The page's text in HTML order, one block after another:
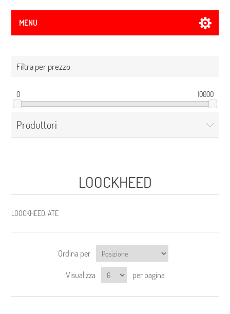
MENU
Filtra per prezzo
0 10000
Produttori
LOOCKHEED
LOOCKHEED, ATE
Ordina per
Visualizza per pagina